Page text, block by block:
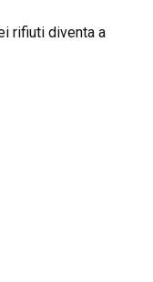
rifiuti diventa a